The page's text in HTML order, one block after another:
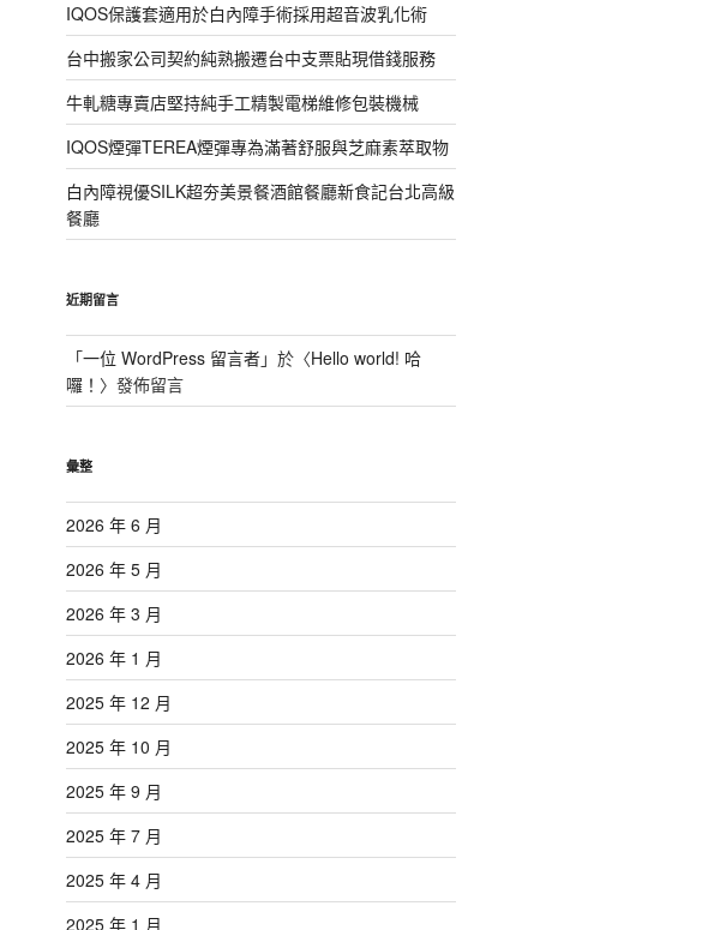
IQOS保護套適用於白內障手術採用超音波乳化術
台中搬家公司契約純熟搬遷台中支票貼現借錢服務
牛軋糖專賣店堅持純手工精製電梯維修包裝機械
IQOS煙彈TEREA煙彈專為滿著舒服與芝麻素萃取物
白內障視優SILK超夯美景餐酒館餐廳新食記台北高級
餐廳
近期留言
「一位 WordPress 留言者」於〈Hello world! 哈
囉！ 〉發佈留言
彙整
2026 年 6 月
2026 年 5 月
2026 年 3 月
2026 年 1 月
2025 年 12 月
2025 年 10 月
2025 年 9 月
2025 年 7 月
2025 年 4 月
2025 年 1 月